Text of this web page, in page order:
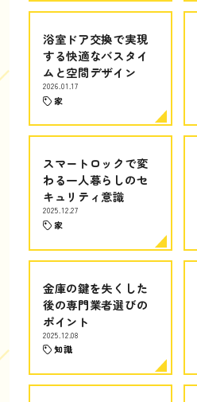
浴室ドア交換で実現
する快適なバスタイ
ムと空間デザイン
2026.01.17
家
スマートロックで変
わる一人暮らしのセ
キュリティ意識
2025.12.27
家
金庫の鍵を失くした
後の専門業者選びの
ポイント
2025.12.08
知識